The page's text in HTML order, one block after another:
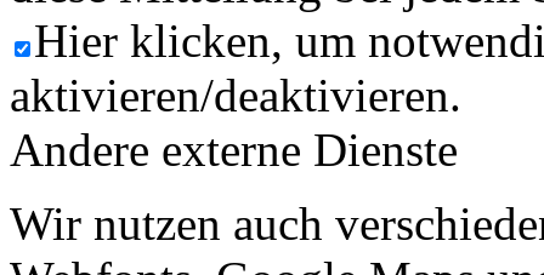
Hier klicken, um
aktivieren/deaktivieren.
Andere externe Dienste
Wir nutzen auch